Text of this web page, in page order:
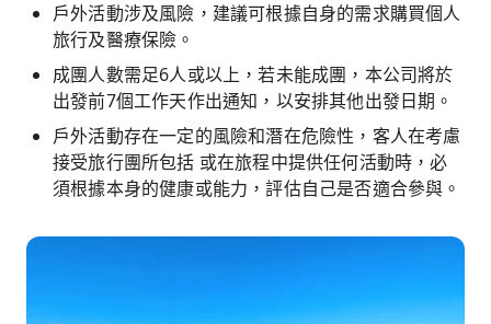
戶外活動涉及風險，建議可根據自身的需求購買個人
旅行及醫療保險。
成團人數需足6人或以上，若未能成團，本公司將於
出發前7個工作天作出通知，以安排其他出發日期。
戶外活動存在一定的風險和潛在危險性，客人在考慮
接受旅行團所包括 或在旅程中提供任何活動時，必
須根據本身的健康或能力，評估自己是否適合參與。